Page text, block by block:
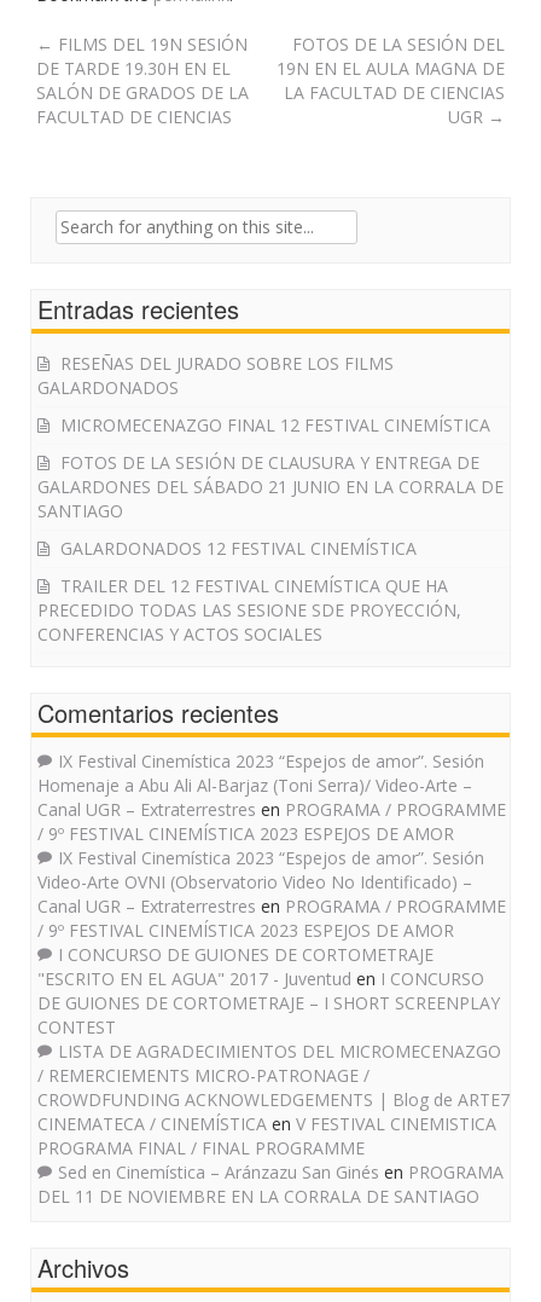
Post
navigation
← FILMS DEL 19N SESIÓN
DE TARDE 19.30H EN EL
SALÓN DE GRADOS DE LA
FACULTAD DE CIENCIAS
FOTOS DE LA SESIÓN DEL
19N EN EL AULA MAGNA DE
LA FACULTAD DE CIENCIAS
UGR →
Search
Entradas recientes
RESEÑAS DEL JURADO SOBRE LOS FILMS
GALARDONADOS
MICROMECENAZGO FINAL 12 FESTIVAL CINEMÍSTICA
FOTOS DE LA SESIÓN DE CLAUSURA Y ENTREGA DE
GALARDONES DEL SÁBADO 21 JUNIO EN LA CORRALA DE
SANTIAGO
GALARDONADOS 12 FESTIVAL CINEMÍSTICA
TRAILER DEL 12 FESTIVAL CINEMÍSTICA QUE HA
PRECEDIDO TODAS LAS SESIONE SDE PROYECCIÓN,
CONFERENCIAS Y ACTOS SOCIALES
Comentarios recientes
IX Festival Cinemística 2023 “Espejos de amor”. Sesión
Homenaje a Abu Ali Al-Barjaz (Toni Serra)/ Video-Arte –
Canal UGR – Extraterrestres en PROGRAMA / PROGRAMME
/ 9º FESTIVAL CINEMÍSTICA 2023 ESPEJOS DE AMOR
IX Festival Cinemística 2023 “Espejos de amor”. Sesión
Video-Arte OVNI (Observatorio Video No Identificado) –
Canal UGR – Extraterrestres en PROGRAMA / PROGRAMME
/ 9º FESTIVAL CINEMÍSTICA 2023 ESPEJOS DE AMOR
I CONCURSO DE GUIONES DE CORTOMETRAJE
"ESCRITO EN EL AGUA" 2017 - Juventud en I CONCURSO
DE GUIONES DE CORTOMETRAJE – I SHORT SCREENPLAY
CONTEST
LISTA DE AGRADECIMIENTOS DEL MICROMECENAZGO
/ REMERCIEMENTS MICRO-PATRONAGE /
CROWDFUNDING ACKNOWLEDGEMENTS | Blog de ARTE7
CINEMATECA / CINEMÍSTICA en V FESTIVAL CINEMISTICA
PROGRAMA FINAL / FINAL PROGRAMME
Sed en Cinemística – Aránzazu San Ginés en PROGRAMA
DEL 11 DE NOVIEMBRE EN LA CORRALA DE SANTIAGO
Archivos